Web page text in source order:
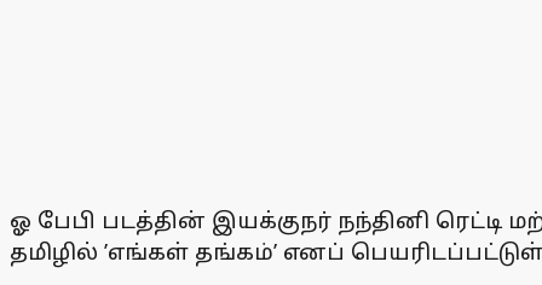
ஓ பேபி படத்தின் இயக்குநர் நந்தினி ரெட்டி
தமிழில் ’எங்கள் தங்கம்’ எனப்